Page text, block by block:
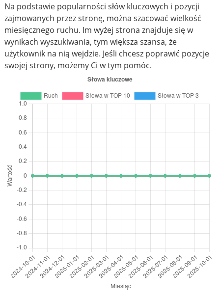
Na podstawie popularności słów kluczowych i pozycji
zajmowanych przez stronę, można szacować wielkość
miesięcznego ruchu. Im wyżej strona znajduje się w
wynikach wyszukiwania, tym większa szansa, że
użytkownik na nią wejdzie. Jeśli chcesz poprawić pozycje
swojej strony, możemy Ci w tym pomóc.